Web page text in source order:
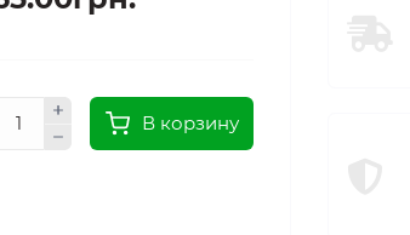
В корзину